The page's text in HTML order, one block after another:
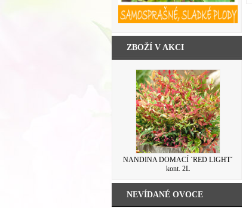
ZBOŽÍ V AKCI
NANDINA DOMACÍ ´RED LIGHT´
kont. 2L
HORTENZIE ´PEPPERMINT´® kont.
3L
NEVÍDANÉ OVOCE